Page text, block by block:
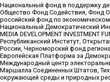
Национальный фонд в поддержку
Общество Фонд Содействия, Фонд
российский фонд по
Национальный Демократический
MEDIA DEVELOPMENT INVESTMENT
Республиканский Институт,
России, Черноморский фонд
Европейская Платформа за
Международный центр
Маршалла Соединенных Штатов,
окружающей среды и природных